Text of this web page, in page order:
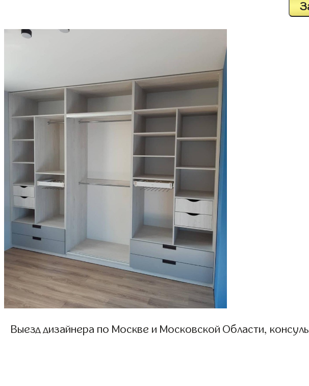
Выезд дизайнера по Москве и Московской Области,